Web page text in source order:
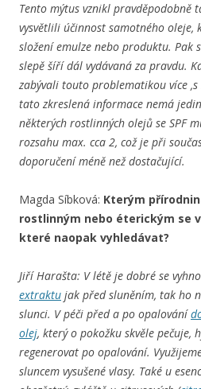
Tento mýtus vznikl pravděpodobně
vysvětlili účinnost samotného oleje,
složení emulze nebo produktu. Pak
slepě šíří dál vydávaná za pravdu.
zabývali touto problematikou více
tato zkreslená informace nemá
některých rostlinných olejů se SPF
rozsahu max. cca 2, což je při
doporučení méně než dostačující.
Magda Síbková: Kterým
rostlinným nebo éterickým se
které naopak vyhledávat?
Jiří Harašta: V létě je dobré se
extraktu jak před sluněním, tak ho
slunci. V péči před a po opalování
olej, který o pokožku skvěle
regenerovat po opalování.
sluncem vysušené vlasy. Také u